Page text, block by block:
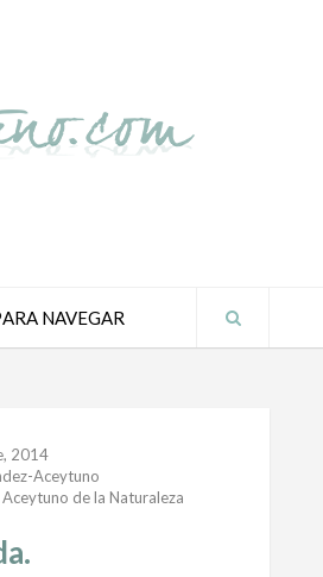
NAVEGAR
2014
Aceytuno
de la Naturaleza